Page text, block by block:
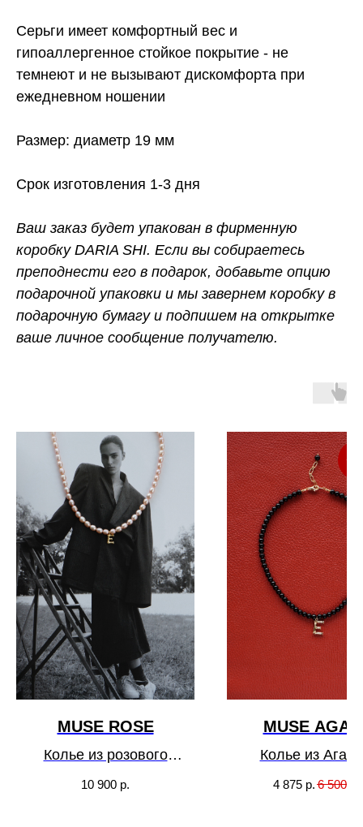
Серьги имеет комфортный вес и
гипоаллергенное стойкое покрытие - не
темнеют и не вызывают дискомфорта при
ежедневном ношении
Размер: диаметр 19 мм
Срок изготовления 1-3 дня
Ваш заказ будет упакован в фирменную
коробку DARIA SHI. Если вы собираетесь
преподнести его в подарок, добавьте опцию
подарочной упаковки и мы завернем коробку в
подарочную бумагу и подпишем на открытке
ваше личное сообщение получателю.
MUSE ROSE
Колье из розового
натурального жемчуга с
10 900 р.
MUSE
Колье из
4 875 р. 6 500